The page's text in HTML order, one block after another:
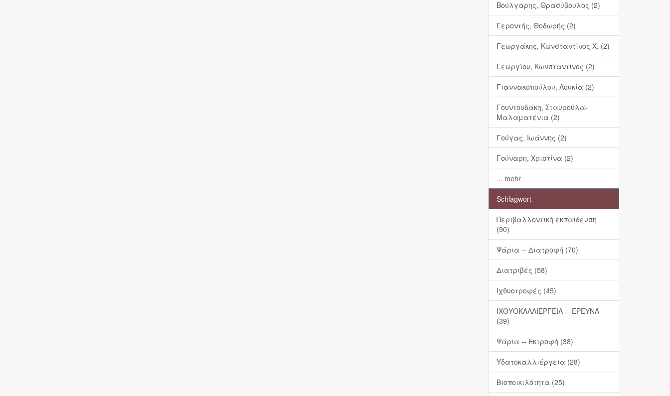
Βούλγαρης, Θρασύβουλος (2)
Γεροντής, Θοδωρής (2)
Γεωργάκης, Κωνσταντίνος Χ. (2)
Γεωργίου, Κωνσταντίνος (2)
Γιαννακοπούλου, Λουκία (2)
Γουντουδάκη, Σταυρούλα-
Μαλαματένια (2)
Γούγας, Ιωάννης (2)
Γούναρη, Χριστίνα (2)
... mehr
Schlagwort
Περιβαλλοντική εκπαίδευση
(90)
Ψάρια -- Διατροφή (70)
Διατριβές (58)
Ιχθυοτροφές (45)
ΙΧΘΥΟΚΑΛΛΙΕΡΓΕΙΑ -- ΕΡΕΥΝΑ
(39)
Ψάρια -- Εκτροφή (38)
Υδατοκαλλιέργεια (28)
Βιοποικιλότητα (25)